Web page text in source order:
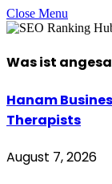
Close Menu
Was ist
Hanam
Therapists
August 7, 2026